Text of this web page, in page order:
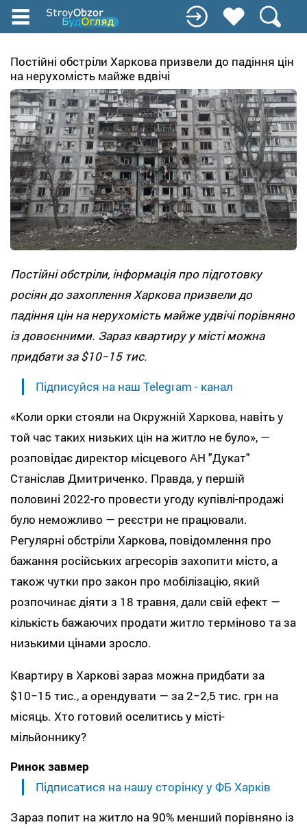
Перейти
содержанию
Постійні обстріли Харкова призвели до падіння цін
на нерухомість майже вдвічі
Постійні обстріли, інформація про підготовку
росіян до захоплення Харкова призвели до
падіння цін на нерухомість майже удвічі порівняно
із довоєнними. Зараз квартиру у місті можна
придбати за $10−15 тис.
Підписуйся на наш Telegram - канал
«Коли орки стояли на Окружній Харкова, навіть у
той час таких низьких цін на житло не було», —
розповідає директор місцевого АН "Дукат"
Станіслав Дмитриченко. Правда, у першій
половині 2022-го провести угоду купівлі-продажі
було неможливо — реєстри не працювали.
Регулярні обстріли Харкова, повідомлення про
бажання російських агресорів захопити місто, а
також чутки про закон про мобілізацію, який
розпочинає діяти з 18 травня, дали свій ефект —
кількість бажаючих продати житло терміново та за
низькими цінами зросло.
Квартиру в Харкові зараз можна придбати за
$10−15 тис., а орендувати — за 2−2,5 тис. грн на
місяць. Хто готовий оселитись у місті-
мільйоннику?
Ринок завмер
Підписатися на нашу сторінку у ФБ Харків
Зараз попит на житло на 90% менший порівняно із